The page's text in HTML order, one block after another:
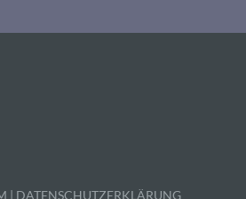
| DATENSCHUTZERKLÄRUNG